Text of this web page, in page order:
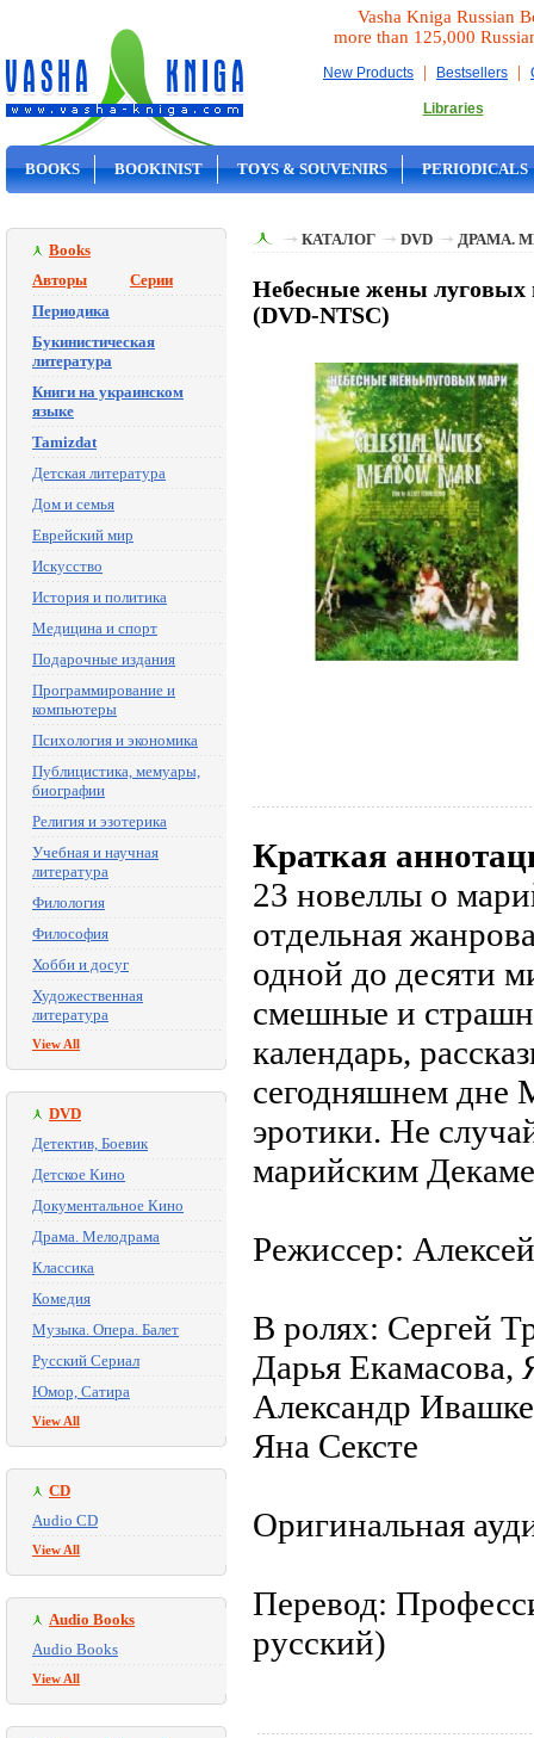
Vasha Kniga Russian
more than 125,000
New Products | Bestsellers |
Libraries
BOOKS BOOKINIST TOYS & SOUVENIRS PERIODICALS
Books
Авторы
Серии
Периодика
Букинистическая
литература
Книги на украинском
языке
Tamizdat
Детская литература
Дом и семья
Еврейский мир
Искусство
История и политика
Медицина и спорт
Подарочные издания
Программирование и
компьютеры
Психология и экономика
Публицистика, мемуары,
биографии
Религия и эзотерика
Учебная и научная
литература
Филология
Философия
Хобби и досуг
Художественная
литература
View All
DVD
Детектив, Боевик
Детское Кино
Документальное Кино
Драма. Мелодрама
Классика
Комедия
Музыка. Опера. Балет
Русский Сериал
Юмор, Сатира
View All
CD
Audio CD
View All
Audio Books
Audio Books
View All
КАТАЛОГ DVD ДРАМА.
Небесные жены луговых
(DVD-NTSC)
Краткая
23 новеллы о
отдельная
одной до десяти
смешные и
календарь,
сегодняшнем дне
эротики. Не
марийским
Режиссер:
В ролях: Сергей
Дарья Екамасова,
Александр
Яна Сексте
Оригинальная
Перевод:
русский)